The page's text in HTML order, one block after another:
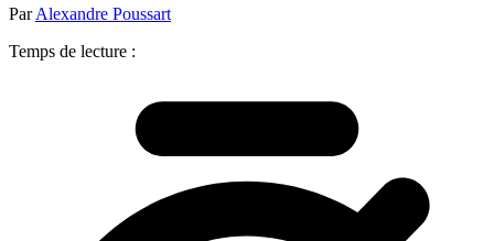
ParAlexandre Poussart
Temps de lecture :